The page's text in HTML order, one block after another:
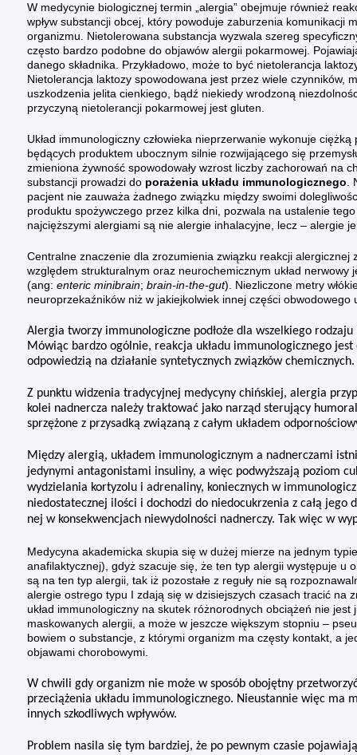
W medycynie biologicznej termin „alergia” obejmuje również
wpływ sub­stancji obcej, który powoduje zaburzenia komunikacji
organizmu. Nietolerowana substancja wyzwala szereg
często bardzo podobne do objawów alergii pokarmowej.
danego składnika. Przykładowo, może to być nietoleran­cja
Nietolerancja laktozy spowodo­wana jest przez wiele czynników,
uszkodzenia je­lita cienkiego, bądź niekiedy wrodzoną
przyczyną nietolerancji pokarmowej jest gluten.
Układ immunologiczny człowieka nieprzerwanie wykonuje
będących produk­tem ubocznym silnie rozwijającego się
zmieniona żywność spowodowa­ły wzrost liczby zachorowań na
substancji pro­wadzi do porażenia układu immuno­logicznego.
pacjent nie zauważa żadnego związ­ku między swoimi
produktu spożywczego przez kilka dni, pozwala na ustalenie
najcięższymi alergiami są nie alergie inhalacyjne, lecz – alergie
Centralne znaczenie dla zrozumienia związku reakcji alergicznej
względem struk­turalnym oraz neurochemicznym układ
(ang: enteric minibrain; brain-in-the-gut). Niezliczone metry
neuroprzekaźników niż w jakiejkolwiek innej części obwo­dowego
Alergia tworzy immunologiczne podłoże dla wszelkiego
Mówiąc bardzo ogólnie, reakcja układu immunologicz­nego
odpowiedzią na działanie syntetycz­nych związków chemicznych.
Z punktu widzenia tradycyjnej medy­cyny chińskiej, alergia
kolei nadnercza należy traktować jako narząd sterujący
sprzężone z przysadką związa­ną z całym układem
Między alergią, układem immunolo­gicznym a nadnerczami
jedynymi antago­nistami insuliny, a więc podwyższają poziom
wydzielania kortyzolu i adrenaliny, koniecznych w
niedostatecznej ilo­ści i dochodzi do niedocukrzenia z całą
nej w konsekwencjach niewydolności nadnerczy. Tak więc w
Medycyna akademicka skupia się w dużej mierze na jednym
anafilaktycznej), gdyż szacuje się, że ten typ alergii występuje u
są na ten typ alergii, tak iż pozostałe z reguły nie są
alergie ostrego typu I zdają się w dzisiejszych czasach tracić na
układ immunologiczny na skutek różnorodnych obciążeń nie
maskowanych alergii, a może w jeszcze większym stopniu –
bowiem o substancje, z którymi organizm ma częsty kontakt, a
objawami chorobowymi.
W chwili gdy organizm nie może w sposób obojętny
przeciążenia układu immunologicznego. Nieustannie więc ma
innych szkodliwych wpływów.
Problem nasila się tym bardziej, że po pewnym czasie